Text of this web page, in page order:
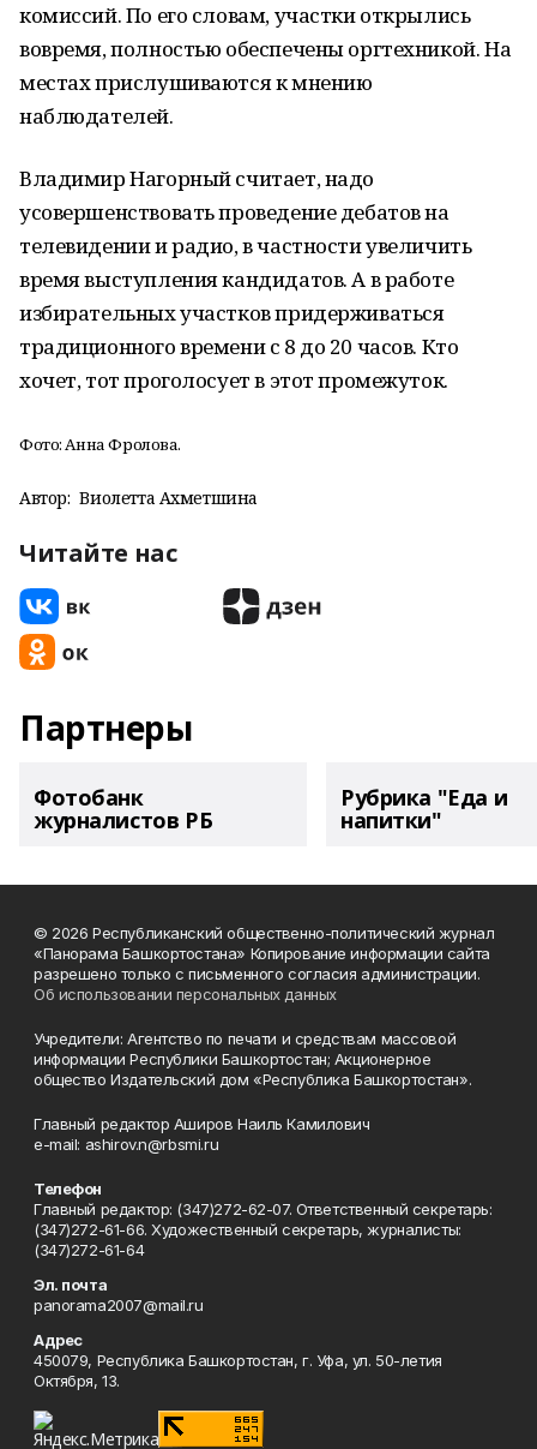
комиссий. По его словам, участки открылись
вовремя, полностью обеспечены оргтехникой. На
местах прислушиваются к мнению
наблюдателей.
Владимир Нагорный считает, надо
усовершенствовать проведение дебатов на
телевидении и радио, в частности увеличить
время выступления кандидатов. А в работе
избирательных участков придерживаться
традиционного времени с 8 до 20 часов. Кто
хочет, тот проголосует в этот промежуток.
Фото: Анна Фролова.
Автор: Виолетта Ахметшина
Читайте нас
Партнеры
Фотобанк
журналистов РБ
Рубрика "Еда и
напитки"
© 2026 Республиканский общественно-политический журнал
«Панорама Башкортостана» Копирование информации сайта
разрешено только с письменного согласия администрации.
Об использовании персональных данных
Учредители: Агентство по печати и средствам массовой
информации Республики Башкортостан; Акционерное
общество Издательский дом «Республика Башкортостан».
Главный редактор Аширов Наиль Камилович
e-mail: ashirov.n@rbsmi.ru
Телефон
Главный редактор: (347)272-62-07. Ответственный секретарь:
(347)272-61-66. Художественный секретарь, журналисты:
(347)272-61-64
Эл. почта
panorama2007@mail.ru
Адрес
450079, Республика Башкортостан, г. Уфа, ул. 50-летия
Октября, 13.